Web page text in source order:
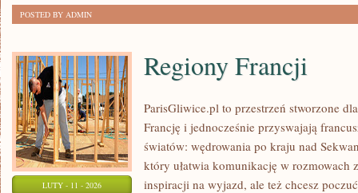
POSTED BY ADMIN
LUTY - 11 - 2026
Regiony Francji
ParisGliwice.pl to przestrzeń stworzone
Francję i jednocześnie przyswajają
światów: wędrowania po kraju nad
który ułatwia komunikację w rozmowach
inspiracji na wyjazd, ale też chcesz